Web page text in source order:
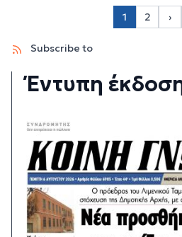
1 Page 2
2 ›
Subscribe to
Έντυπη